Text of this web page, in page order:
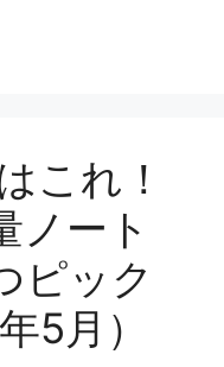
これ！
ノート
ピック
5月）